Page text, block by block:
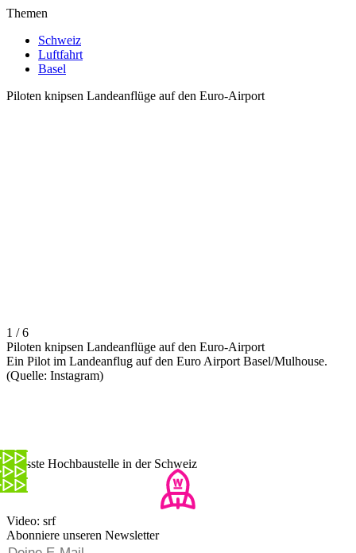
Themen
Schweiz
Luftfahrt
Basel
Piloten knipsen Landeanflüge auf den Euro-Airport
1 / 6
Piloten knipsen Landeanflüge auf den Euro-Airport
Ein Pilot im Landeanflug auf den Euro Airport Basel/Mulhouse.
(Quelle: Instagram)
Grösste Hochbaustelle in der Schweiz
Video: srf
Abonniere unseren Newsletter